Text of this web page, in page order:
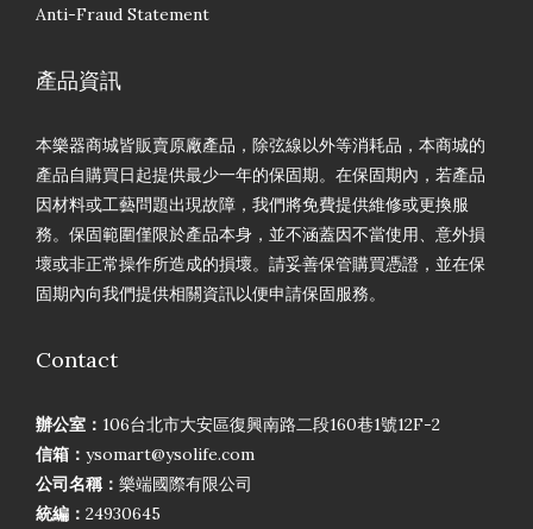
Anti-Fraud Statement
產品資訊
本樂器商城皆販賣原廠產品，除弦線以外等消耗品，本商城的
產品自購買日起提供最少一年的保固期。在保固期內，若產品
因材料或工藝問題出現故障，我們將免費提供維修或更換服
務。保固範圍僅限於產品本身，並不涵蓋因不當使用、意外損
壞或非正常操作所造成的損壞。請妥善保管購買憑證，並在保
固期內向我們提供相關資訊以便申請保固服務。
Contact
辦公室： 106台北市大安區復興南路二段160巷1號12F-2
信箱： ysomart@ysolife.com
公司名稱： 樂端國際有限公司
統編： 24930645